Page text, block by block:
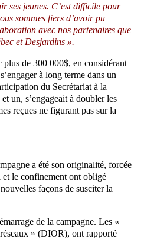
ses jeunes. C’est difficile pour
sommes fiers d’avoir pu
avec nos partenaires que
et Desjardins ».
plus de 300 000$, en considérant
à long terme dans un
du Secrétariat à la
un, s’engageait à doubler les
reçues ne figurant pas sur la
a été son originalité, forcée
le confinement ont obligé
façons de susciter la
de la campagne. Les «
» (DIOR), ont rapporté